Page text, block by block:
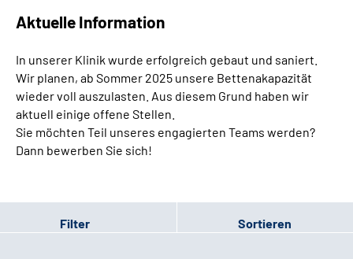
Aktuelle Information
In unserer Klinik wurde erfolgreich gebaut und saniert.
Wir planen, ab Sommer 2025 unsere Bettenakapazität
wieder voll auszulasten. Aus diesem Grund haben wir
aktuell einige offene Stellen.
Sie möchten Teil unseres engagierten Teams werden?
Dann bewerben Sie sich!
Filter Sortieren